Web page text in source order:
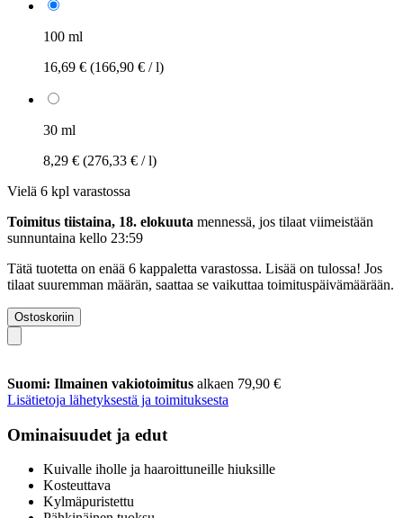
100 ml
16,69 € (166,90 € / l)
30 ml
8,29 € (276,33 € / l)
Vielä 6 kpl varastossa
Toimitus tiistaina, 18. elokuuta mennessä, jos tilaat viimeistään
sunnuntaina kello 23:59
Tätä tuotetta on enää 6 kappaletta varastossa. Lisää on tulossa! Jos
tilaat suuremman määrän, saattaa se vaikuttaa toimituspäivämäärään.
Ostoskoriin
Suomi: Ilmainen vakiotoimitus alkaen 79,90 €
Lisätietoja lähetyksestä ja toimituksesta
Ominaisuudet ja edut
Kuivalle iholle ja haaroittuneille hiuksille
Kosteuttava
Kylmäpuristettu